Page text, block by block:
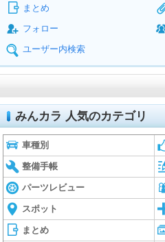
まとめ
フォロー
ユーザー内検索
みんカラ 人気のカテゴリ
車種別
整備手帳
パーツレビュー
スポット
まとめ